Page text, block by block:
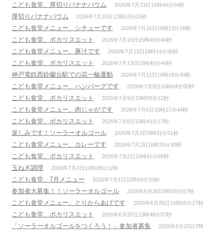
こども食堂、厚切りバナナバウム 2026年7月23日15時44分54秒
厚切りバナナバウム 2026年7月20日12時53分01秒
こども食堂メニュー、シチューです 2026年7月16日16時13分26秒
こども食堂、ポカリスエット 2026年7月16日15時49分46秒
こども食堂メニュー、豚汁です 2026年7月13日16時14分36秒
こども食堂、ポカリスエット 2026年7月13日15時45分44秒
神戸電鉄西鈴蘭台駅での花一輪運動 2026年7月11日10時18分49秒
こども食堂メニュー、ハンバーグです 2026年7月9日16時04分55秒
こども食堂、ポカリスエット 2026年7月9日15時55分12秒
こども食堂メニュー、肉じゃがです 2026年7月6日16時17分44秒
こども食堂、ポカリスエット 2026年7月6日15時41分17秒
楽しみです！ソーラーオルゴール 2026年7月3日8時31分51秒
こども食堂メニュー、カレーです 2026年7月2日16時20分30秒
こども食堂、ポカリスエット 2026年7月2日15時41分05秒
玉ねぎ調理 2026年7月2日10時28分12秒
こども食堂、7月メニュー 2026年7月1日22時54分20秒
参加者大募集！！ソーラーオルゴール 2026年6月26日9時05分57秒
こども食堂メニュー、とりからあげです 2026年6月25日16時05分27秒
こども食堂、ポカリスエット 2026年6月25日15時48分07秒
「ソーラーオルゴールをつくろう！」参加者募集
2026年6月23日7時